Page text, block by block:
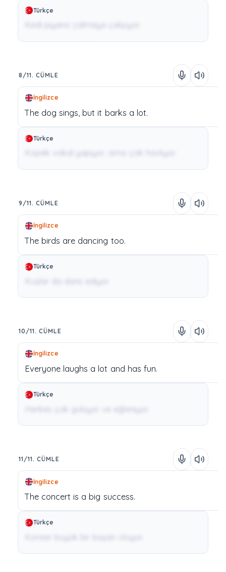
Türkçe
8/11. CÜMLE
İngilizce
The dog sings, but it barks a lot.
Türkçe
9/11. CÜMLE
İngilizce
The birds are dancing too.
Türkçe
10/11. CÜMLE
İngilizce
Everyone laughs a lot and has fun.
Türkçe
11/11. CÜMLE
İngilizce
The concert is a big success.
Türkçe